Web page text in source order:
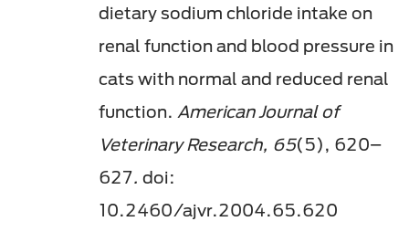
dietary sodium chloride intake on
renal function and blood pressure in
cats with normal and reduced renal
function. American Journal of
Veterinary Research, 65(5), 620–
627. doi:
10.2460/ajvr.2004.65.620​